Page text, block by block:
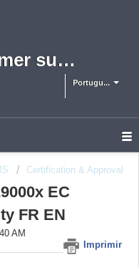
Acoem customer support portal
Portugu...
Certification & Approval
EC
FR EN
Imprimir
AM